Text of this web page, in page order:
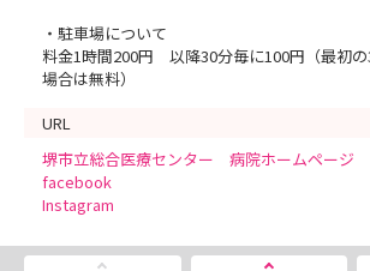
・駐車場について
料金1時間200円 以降30分毎に100円（最初
場合は無料）
URL
堺市立総合医療センター 病院ホームページ
facebook
Instagram